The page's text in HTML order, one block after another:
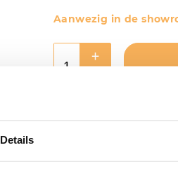
Details
Aanwezig in de